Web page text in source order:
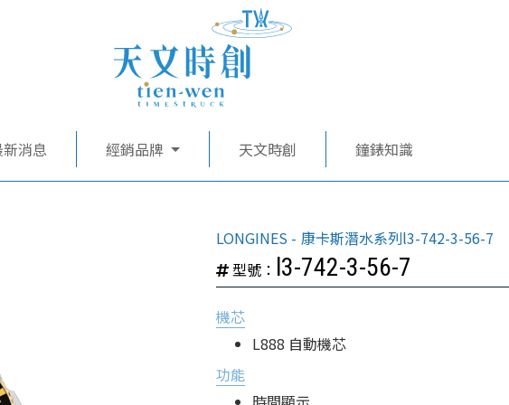
消息 經銷品牌 天文時創 鐘錶知識
LONGINES
康卡斯潛水系列l3-742-3-56-7
型號： l3-742-3-56-7
機芯
L888 自動機芯
功能